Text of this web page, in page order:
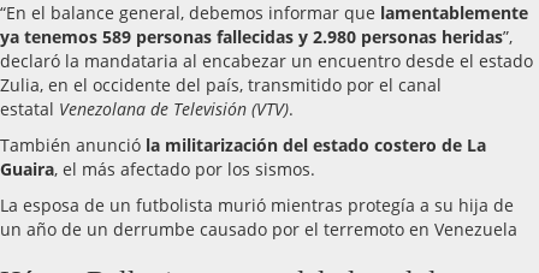
“En el balance general, debemos informar que lamentablemente
ya tenemos 589 personas fallecidas y 2.980 personas heridas”,
declaró la mandataria al encabezar un encuentro desde el estado
Zulia, en el occidente del país, transmitido por el canal
estatal Venezolana de Televisión (VTV).
También anunció la militarización del estado costero de La
Guaira, el más afectado por los sismos.
La esposa de un futbolista murió mientras protegía a su hija de
un año de un derrumbe causado por el terremoto en Venezuela